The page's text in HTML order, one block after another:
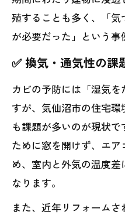
殖することも多く、「
が必要だった」という事
✅ 換気・通気性の課
カビの予防には「湿気
すが、気仙沼市の住宅
も課題が多いのが現状
ために窓を開けず、エ
め、室内と外気の温度
なります。
また、近年リフォーム